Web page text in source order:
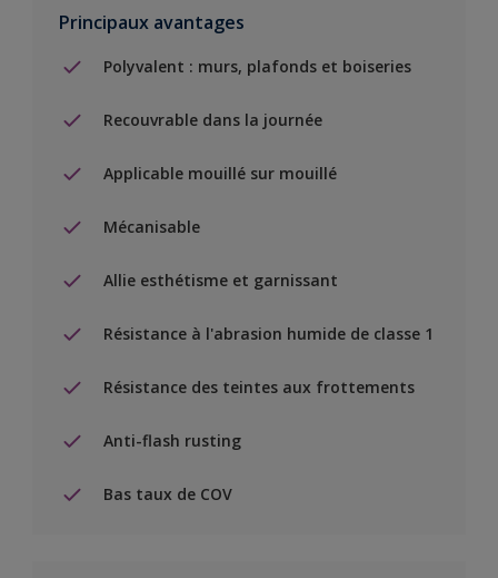
Principaux avantages
Polyvalent : murs, plafonds et boiseries
Recouvrable dans la journée
Applicable mouillé sur mouillé
Mécanisable
Allie esthétisme et garnissant
Résistance à l'abrasion humide de classe 1
Résistance des teintes aux frottements
Anti-flash rusting
Bas taux de COV